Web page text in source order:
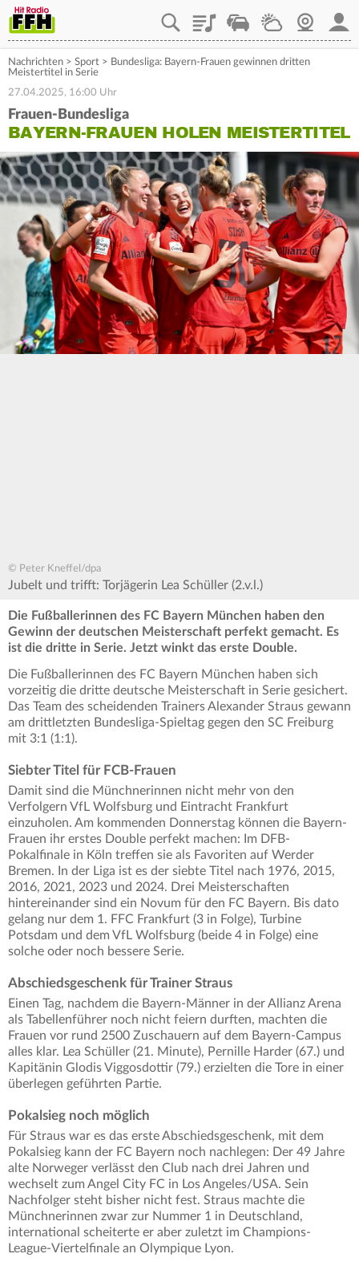
PlaylistStaupilotWetterWebcam
Nachrichten > Sport > Bundesliga: Bayern-Frauen gewinnen dritten
Meistertitel in Serie
27.04.2025, 16:00 Uhr
Frauen-Bundesliga
BAYERN-FRAUEN HOLEN MEISTERTITEL
© Peter Kneffel/dpa
Jubelt und trifft: Torjägerin Lea Schüller (2.v.l.)
Die Fußballerinnen des FC Bayern München haben den
Gewinn der deutschen Meisterschaft perfekt gemacht. Es
ist die dritte in Serie. Jetzt winkt das erste Double.
Die Fußballerinnen des FC Bayern München haben sich
vorzeitig die dritte deutsche Meisterschaft in Serie gesichert.
Das Team des scheidenden Trainers Alexander Straus gewann
am drittletzten Bundesliga-Spieltag gegen den SC Freiburg
mit 3:1 (1:1).
Siebter Titel für FCB-Frauen
Damit sind die Münchnerinnen nicht mehr von den
Verfolgern VfL Wolfsburg und Eintracht Frankfurt
einzuholen. Am kommenden Donnerstag können die Bayern-
Frauen ihr erstes Double perfekt machen: Im DFB-
Pokalfinale in Köln treffen sie als Favoriten auf Werder
Bremen. In der Liga ist es der siebte Titel nach 1976, 2015,
2016, 2021, 2023 und 2024. Drei Meisterschaften
hintereinander sind ein Novum für den FC Bayern. Bis dato
gelang nur dem 1. FFC Frankfurt (3 in Folge), Turbine
Potsdam und dem VfL Wolfsburg (beide 4 in Folge) eine
solche oder noch bessere Serie.
Abschiedsgeschenk für Trainer Straus
Einen Tag, nachdem die Bayern-Männer in der Allianz Arena
als Tabellenführer noch nicht feiern durften, machten die
Frauen vor rund 2500 Zuschauern auf dem Bayern-Campus
alles klar. Lea Schüller (21. Minute), Pernille Harder (67.) und
Kapitänin Glodis Viggosdottir (79.) erzielten die Tore in einer
überlegen geführten Partie.
Pokalsieg noch möglich
Für Straus war es das erste Abschiedsgeschenk, mit dem
Pokalsieg kann der FC Bayern noch nachlegen: Der 49 Jahre
alte Norweger verlässt den Club nach drei Jahren und
wechselt zum Angel City FC in Los Angeles/USA. Sein
Nachfolger steht bisher nicht fest. Straus machte die
Münchnerinnen zwar zur Nummer 1 in Deutschland,
international scheiterte er aber zuletzt im Champions-
League-Viertelfinale an Olympique Lyon.